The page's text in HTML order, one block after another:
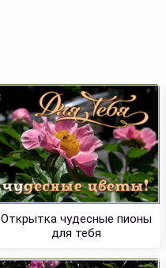
Открытка чудесные пионы
для тебя